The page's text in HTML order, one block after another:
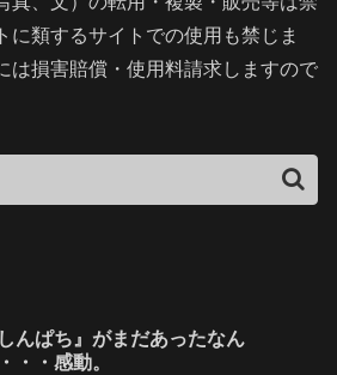
に類するサイトでの使用も禁じま
は損害賠償・使用料請求しますので
しんぱち』がまだあったなん
・・感動。